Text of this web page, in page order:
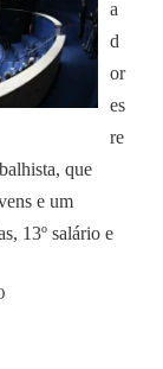
a
d
or
es
re
que
e um
13º salário e